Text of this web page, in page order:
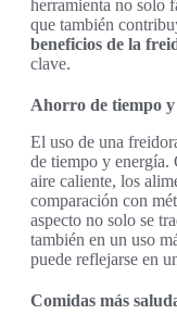
herramienta no solo
que también
beneficios de la
clave.
Ahorro de tiempo y
El uso de una
de tiempo y energía.
aire caliente, los
comparación con
aspecto no solo se
también en un uso
puede reflejarse en
Comidas más